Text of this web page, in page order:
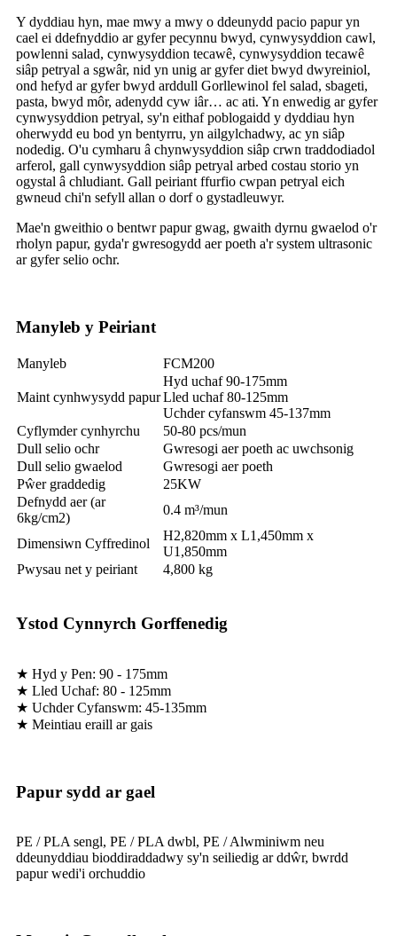
Y dyddiau hyn, mae mwy a mwy o ddeunydd pacio papur yn
cael ei ddefnyddio ar gyfer pecynnu bwyd, cynwysyddion cawl,
powlenni salad, cynwysyddion tecawê, cynwysyddion tecawê
siâp petryal a sgwâr, nid yn unig ar gyfer diet bwyd dwyreiniol,
ond hefyd ar gyfer bwyd arddull Gorllewinol fel salad, sbageti,
pasta, bwyd môr, adenydd cyw iâr… ac ati. Yn enwedig ar gyfer
cynwysyddion petryal, sy'n eithaf poblogaidd y dyddiau hyn
oherwydd eu bod yn bentyrru, yn ailgylchadwy, ac yn siâp
nodedig. O'u cymharu â chynwysyddion siâp crwn traddodiadol
arferol, gall cynwysyddion siâp petryal arbed costau storio yn
ogystal â chludiant. Gall peiriant ffurfio cwpan petryal eich
gwneud chi'n sefyll allan o dorf o gystadleuwyr.
Mae'n gweithio o bentwr papur gwag, gwaith dyrnu gwaelod o'r
rholyn papur, gyda'r gwresogydd aer poeth a'r system ultrasonic
ar gyfer selio ochr.
Manyleb y Peiriant
Manyleb FCM200
Maint cynhwysydd papur
Hyd uchaf 90-175mm
Lled uchaf 80-125mm
Uchder cyfanswm 45-137mm
Cyflymder cynhyrchu
50-80 pcs/mun
Dull selio ochr
Gwresogi aer poeth ac uwchsonig
Dull selio gwaelod
Gwresogi aer poeth
Pŵer graddedig
25KW
Defnydd aer (ar
6kg/cm2)
0.4 m³/mun
Dimensiwn Cyffredinol
H2,820mm x L1,450mm x
U1,850mm
Pwysau net y peiriant
4,800 kg
Ystod Cynnyrch Gorffenedig
★ Hyd y Pen: 90 - 175mm
★ Lled Uchaf: 80 - 125mm
★ Uchder Cyfanswm: 45-135mm
★ Meintiau eraill ar gais
Papur sydd ar gael
PE / PLA sengl, PE / PLA dwbl, PE / Alwminiwm neu
ddeunyddiau bioddiraddadwy sy'n seiliedig ar ddŵr, bwrdd
papur wedi'i orchuddio